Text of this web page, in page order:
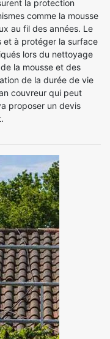
la protection
comme la mousse
au fil des années. Le
et à protéger la surface
lors du nettoyage
la mousse et des
de la durée de vie
couvreur qui peut
proposer un devis